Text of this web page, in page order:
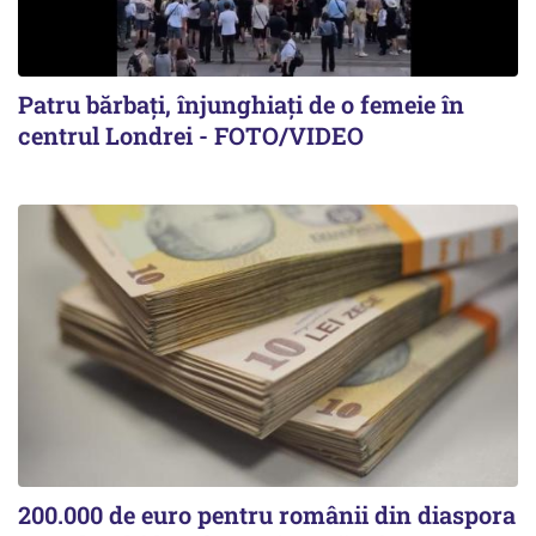
Patru bărbați, înjunghiați de o femeie în
centrul Londrei - FOTO/VIDEO
200.000 de euro pentru românii din diaspora